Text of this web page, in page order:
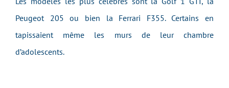
Peugeot 205 ou bien la Ferrari F355. Certains en
tapissaient même les murs de leur chambre
d’adolescents.